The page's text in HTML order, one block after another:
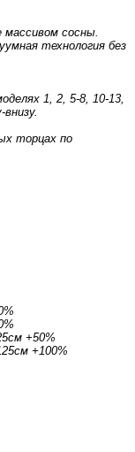
массивом сосны.
технология без
1, 2, 5-8, 10-13,
торцах по
+50%
+100%